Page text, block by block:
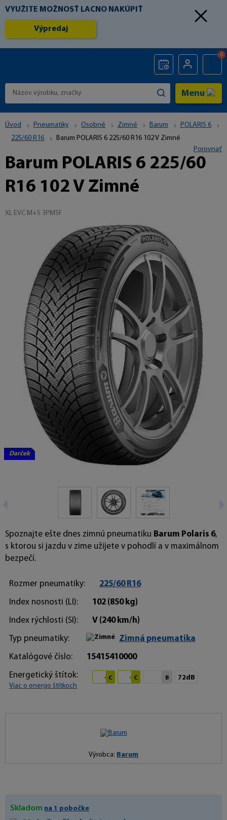
VYUŽITE MOŽNOSŤ LACNO NAKÚPIŤ
Výpredaj
0
Menu
Úvod Pneumatiky Osobné Zimné Barum
POLARIS 6
225/60 R16
Barum POLARIS 6 225/60 R16 102 V Zimné
Barum POLARIS 6 225/60
R16 102 V Zimné
XL EVC M+S 3PMSF
Porovnať
Darček
Spoznajte ešte dnes zimnú pneumatiku Barum Polaris 6,
s ktorou si jazdu v zime užijete v pohodlí a v maximálnom
bezpečí.
Rozmer pneumatiky: 225/60 R16
Index nosnosti (LI): 102 (850 kg)
Index rýchlosti (SI): V (240 km/h)
Typ pneumatiky: Zimná pneumatika
Katalógové číslo: 15415410000
Energetický štítok:
Viac o energo štítkoch
C C B 72dB
Výrobca: Barum
Skladom na 1 pobočke